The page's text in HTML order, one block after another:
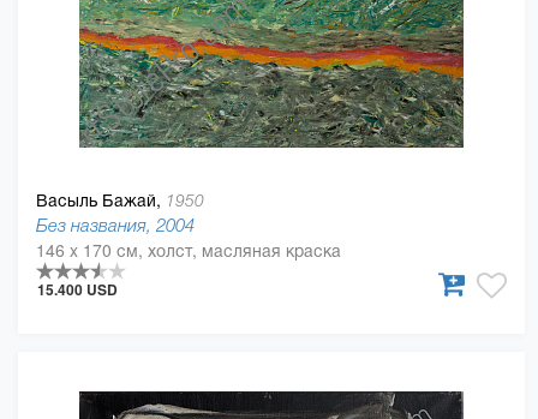
Васыль Бажай, 1950
Без названия, 2004
146 x 170 см, холст, масляная краска
15.400 USD